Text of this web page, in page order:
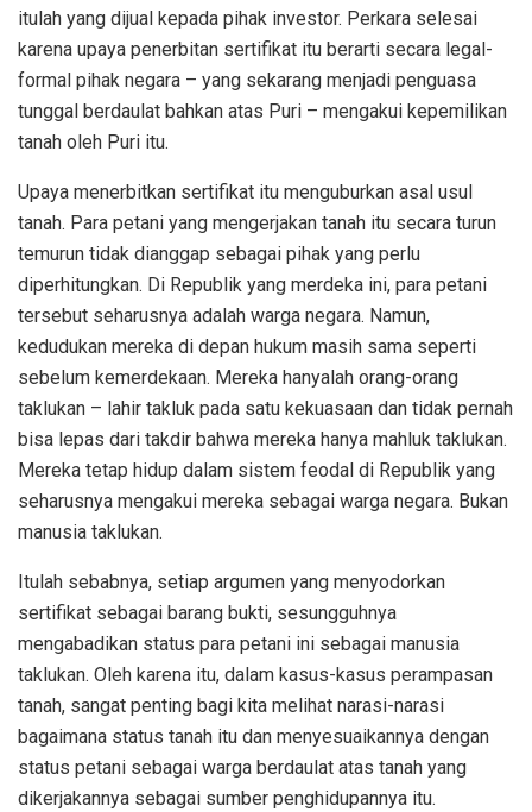
itulah yang dijual kepada pihak investor. Perkara selesai
karena upaya penerbitan sertifikat itu berarti secara legal-
formal pihak negara – yang sekarang menjadi penguasa
tunggal berdaulat bahkan atas Puri – mengakui kepemilikan
tanah oleh Puri itu.
Upaya menerbitkan sertifikat itu menguburkan asal usul
tanah. Para petani yang mengerjakan tanah itu secara turun
temurun tidak dianggap sebagai pihak yang perlu
diperhitungkan. Di Republik yang merdeka ini, para petani
tersebut seharusnya adalah warga negara. Namun,
kedudukan mereka di depan hukum masih sama seperti
sebelum kemerdekaan. Mereka hanyalah orang-orang
taklukan – lahir takluk pada satu kekuasaan dan tidak pernah
bisa lepas dari takdir bahwa mereka hanya mahluk taklukan.
Mereka tetap hidup dalam sistem feodal di Republik yang
seharusnya mengakui mereka sebagai warga negara. Bukan
manusia taklukan.
Itulah sebabnya, setiap argumen yang menyodorkan
sertifikat sebagai barang bukti, sesungguhnya
mengabadikan status para petani ini sebagai manusia
taklukan. Oleh karena itu, dalam kasus-kasus perampasan
tanah, sangat penting bagi kita melihat narasi-narasi
bagaimana status tanah itu dan menyesuaikannya dengan
status petani sebagai warga berdaulat atas tanah yang
dikerjakannya sebagai sumber penghidupannya itu.